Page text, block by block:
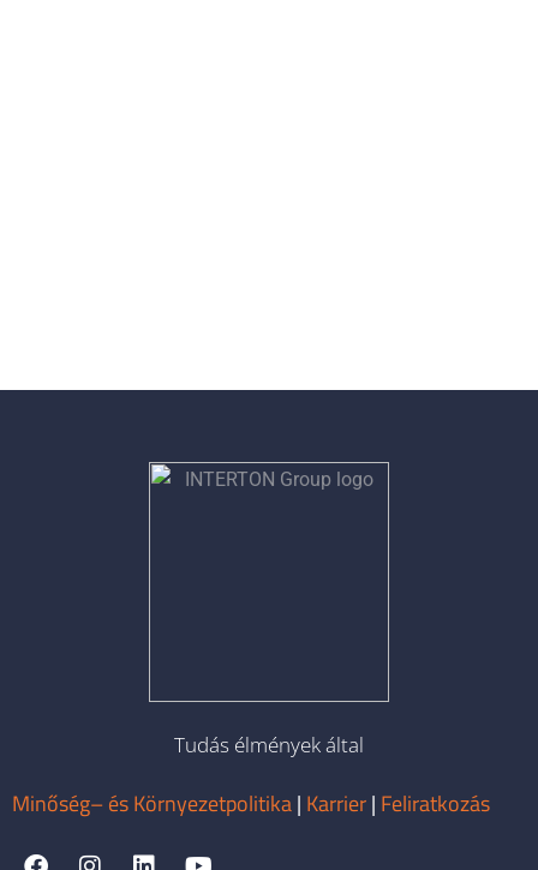
Tudás élmények által
Minőség– és Környezetpolitika| Karrier| Feliratkozás